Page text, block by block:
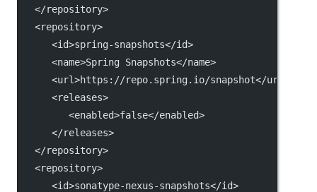
   </
repository>
   <
repository>
      <
id>spring-snapshots</id>
      <
name>Spring Snapshots</name>
      <
url>https://repo.spring.io/snapshot</url
      <
releases>
         <
enabled>false</enabled>
      </
releases>
   </
repository>
   <
repository>
      <
id>sonatype-nexus-snapshots</id>